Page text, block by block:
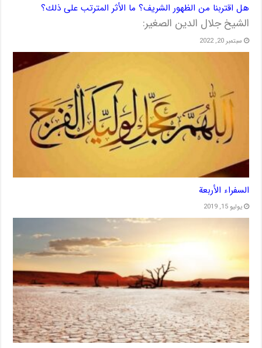
هل اقتربنا من الظهور الشريف؟ ما الأثر المترتب على ذلك؟
الشيخ جلال الدين الصغير:
سبتمبر 20, 2022
السفراء الأربعة
يوليو 15, 2019